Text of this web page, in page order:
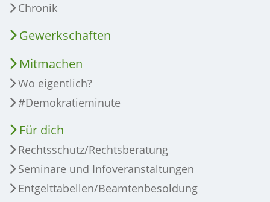
Chronik
Gewerkschaften
Mitmachen
Wo eigentlich?
#Demokratieminute
Für dich
Rechtsschutz/Rechtsberatung
Seminare und Infoveranstaltungen
Entgelttabellen/Beamtenbesoldung